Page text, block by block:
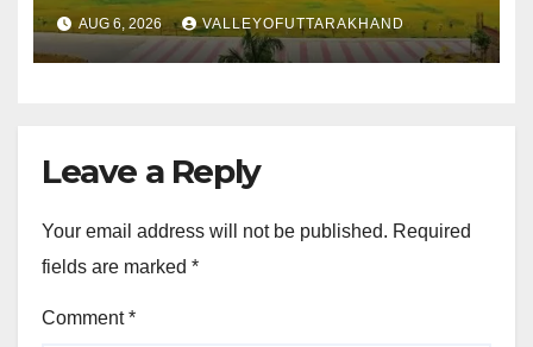
AUG 6, 2026 VALLEYOFUTTARAKHAND
Leave a Reply
Your email address will not be published. Required
fields are marked *
Comment*